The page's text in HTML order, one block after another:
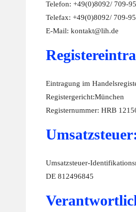
Telefon: +49(0)8092/ 709-
Telefax: +49(0)8092/ 709-
E-Mail: kontakt@lih.de
Eintragung im
Registergericht:München
Registernummer: HRB
Umsatzsteuer-
DE 812496845